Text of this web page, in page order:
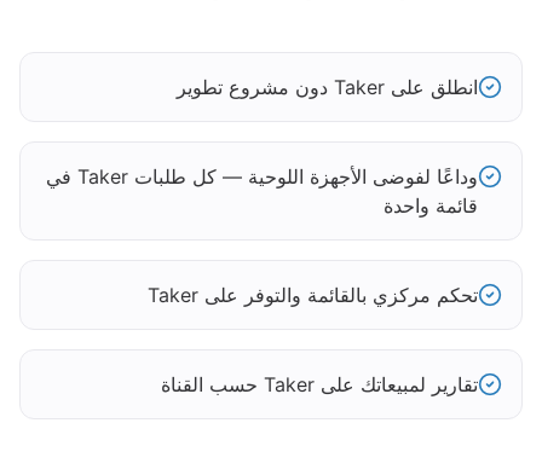
انطلق على Taker دون مشروع تطوير
وداعًا لفوضى الأجهزة اللوحية — كل طلبات Taker في
قائمة واحدة
تحكم مركزي بالقائمة والتوفر على Taker
تقارير لمبيعاتك على Taker حسب القناة